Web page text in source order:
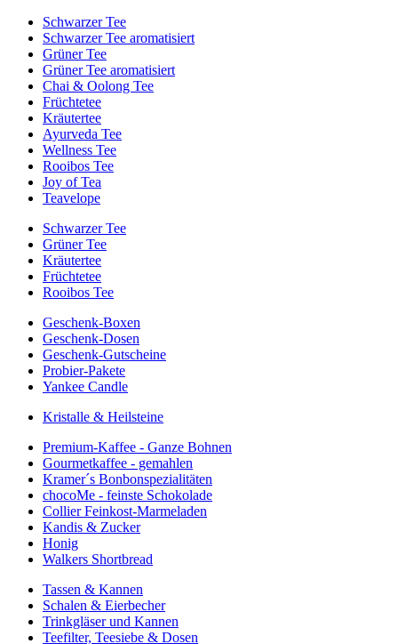
Schwarzer Tee
Schwarzer Tee aromatisiert
Grüner Tee
Grüner Tee aromatisiert
Chai & Oolong Tee
Früchtetee
Kräutertee
Ayurveda Tee
Wellness Tee
Rooibos Tee
Joy of Tea
Teavelope
Schwarzer Tee
Grüner Tee
Kräutertee
Früchtetee
Rooibos Tee
Geschenk-Boxen
Geschenk-Dosen
Geschenk-Gutscheine
Probier-Pakete
Yankee Candle
Kristalle & Heilsteine
Premium-Kaffee - Ganze Bohnen
Gourmetkaffee - gemahlen
Kramer´s Bonbonspezialitäten
chocoMe - feinste Schokolade
Collier Feinkost-Marmeladen
Kandis & Zucker
Honig
Walkers Shortbread
Tassen & Kannen
Schalen & Eierbecher
Trinkgläser und Kannen
Teefilter, Teesiebe & Dosen